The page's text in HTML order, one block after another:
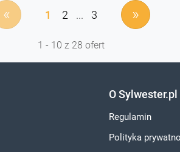
« 1 2 ... 3 »
1 - 10 z 28 ofert
O Sylwester.pl
Regulamin
Polityka